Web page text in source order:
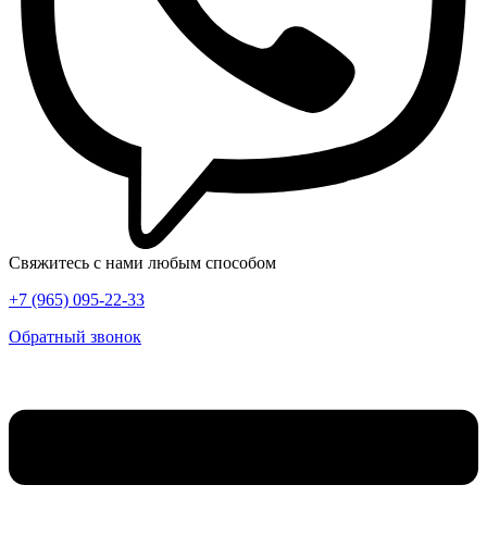
Свяжитесь с нами любым способом
+7 (965) 095-22-33
Обратный звонок